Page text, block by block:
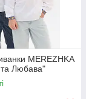
MEREZHKA
Любава"